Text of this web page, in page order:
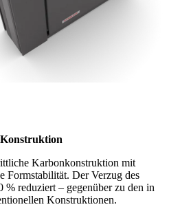
Karbonkonstruktion mit
Formstabilität. Der Verzug des
reduziert – gegenüber zu den in
Konstruktionen.